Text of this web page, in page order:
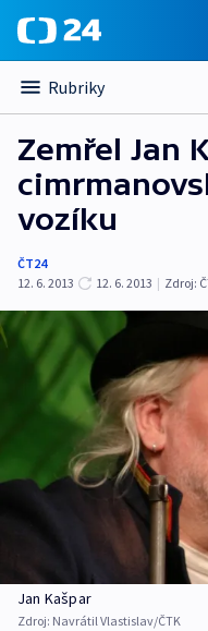
Rubriky
Zemřel Jan
vozíku
ČT24
12. 6. 2013
12. 6. 2013 | Zdroj:
Jan Kašpar
Zdroj: Navrátil Vlastislav/ČTK